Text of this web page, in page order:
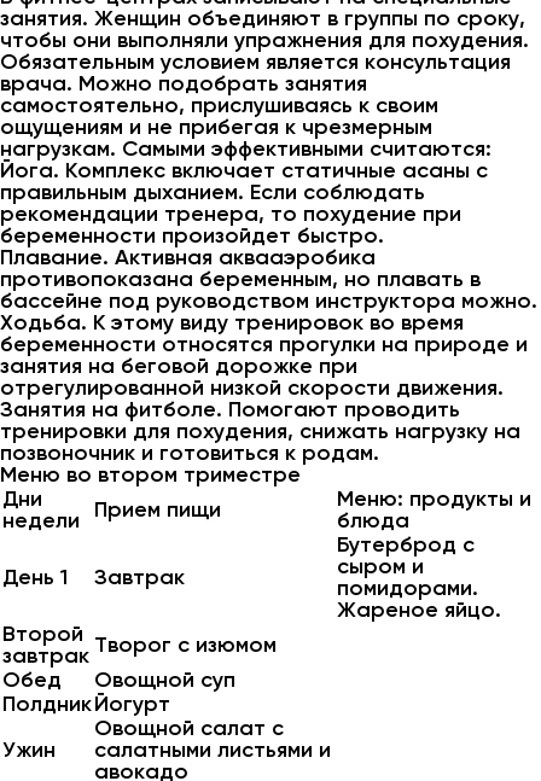
занятия. Женщин объединяют в группы по сроку,
чтобы они выполняли упражнения для похудения.
Обязательным условием является консультация
врача. Можно подобрать занятия
самостоятельно, прислушиваясь к своим
ощущениям и не прибегая к чрезмерным
нагрузкам. Самыми эффективными считаются:
Йога. Комплекс включает статичные асаны с
правильным дыханием. Если соблюдать
рекомендации тренера, то похудение при
беременности произойдет быстро.
Плавание. Активная аквааэробика
противопоказана беременным, но плавать в
бассейне под руководством инструктора можно.
Ходьба. К этому виду тренировок во время
беременности относятся прогулки на природе и
занятия на беговой дорожке при
отрегулированной низкой скорости движения.
Занятия на фитболе. Помогают проводить
тренировки для похудения, снижать нагрузку на
позвоночник и готовиться к родам.
Меню во втором триместре
Дни
недели
Прием пищи
Меню: продукты и
блюда
День 1 Завтрак
Бутерброд с
сыром и
помидорами.
Жареное яйцо.
Второй
завтрак Творог с изюмом
Обед
Овощной суп
ПолдникЙогурт
Ужин
Овощной салат с
салатными листьями и
авокадо